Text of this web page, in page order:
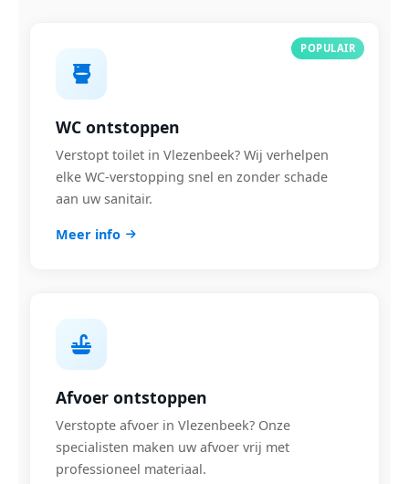
POPULAIR
WC ontstoppen
Verstopt toilet in Vlezenbeek? Wij verhelpen
elke WC-verstopping snel en zonder schade
aan uw sanitair.
Meer info
Afvoer ontstoppen
Verstopte afvoer in Vlezenbeek? Onze
specialisten maken uw afvoer vrij met
professioneel materiaal.